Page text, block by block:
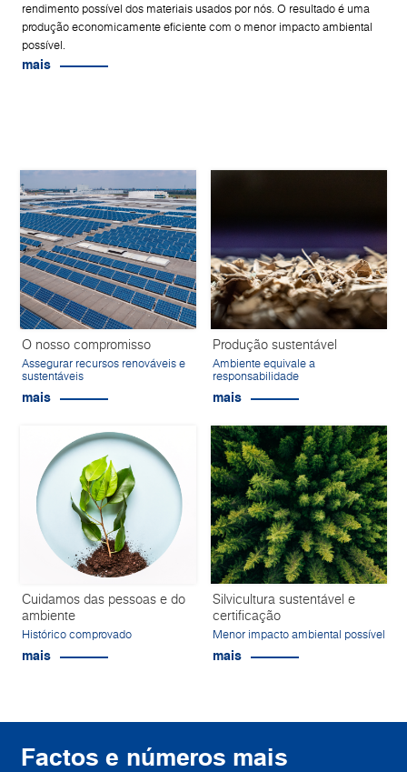
rendimento possível dos materiais usados por nós. O resultado é uma
produção economicamente eficiente com o menor impacto ambiental
possível.
mais
O nosso compromisso
Assegurar recursos renováveis e
sustentáveis
mais
Produção sustentável
Ambiente equivale a
responsabilidade
mais
Cuidamos das pessoas e do
ambiente
Histórico comprovado
mais
Silvicultura sustentável e
certificação
Menor impacto ambiental possível
mais
Factos e números mais